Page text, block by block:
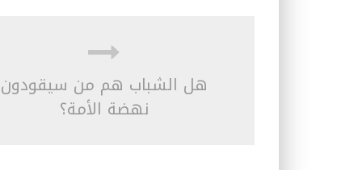
هل الشباب هم من سيقودون
نهضة الأمة؟